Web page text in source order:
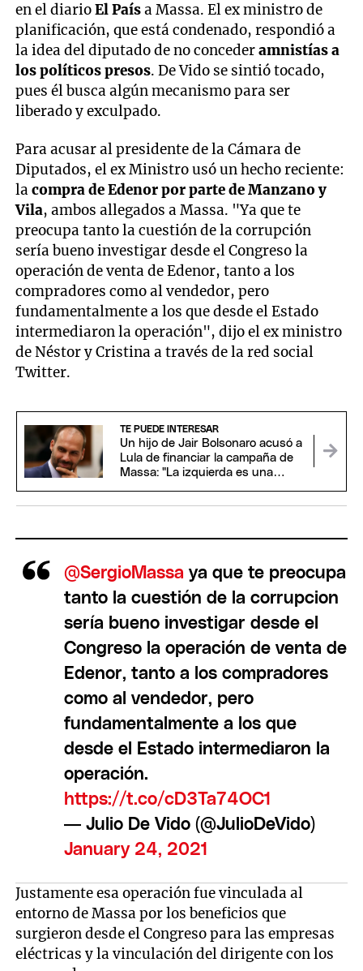
en el diarioEl Paísa Massa. El ex ministro de
planificación, que está condenado, respondió a
la idea del diputado de no concederamnistías a
los políticos presos. De Vido se sintió tocado,
pues él busca algún mecanismo para ser
liberado y exculpado.
Para acusar al presidente de la Cámara de
Diputados, el ex Ministro usó un hecho reciente:
lacompra de Edenor por parte de Manzano y
Vila, ambos allegados a Massa. "Ya que te
preocupa tanto la cuestión de la corrupción
sería bueno investigar desde el Congreso la
operación de venta de Edenor, tanto a los
compradores como al vendedor, pero
fundamentalmente a los que desde el Estado
intermediaron la operación", dijo el ex ministro
de Néstor y Cristina a través de la red social
Twitter.
TE PUEDE INTERESAR
Un hijo de Jair Bolsonaro acusó a
Lula de financiar la campaña de
Massa: "La izquierda es una
@SergioMassa ya que te preocupa
tanto la cuestión de la corrupcion
sería bueno investigar desde el
Congreso la operación de venta de
Edenor, tanto a los compradores
como al vendedor, pero
fundamentalmente a los que
desde el Estado intermediaron la
operación.
https://t.co/cD3Ta74OC1
— Julio De Vido (@JulioDeVido)
January 24, 2021
Justamente esa operación fue vinculada al
entorno de Massa por los beneficios que
surgieron desde el Congreso para las empresas
eléctricas y la vinculación del dirigente con los